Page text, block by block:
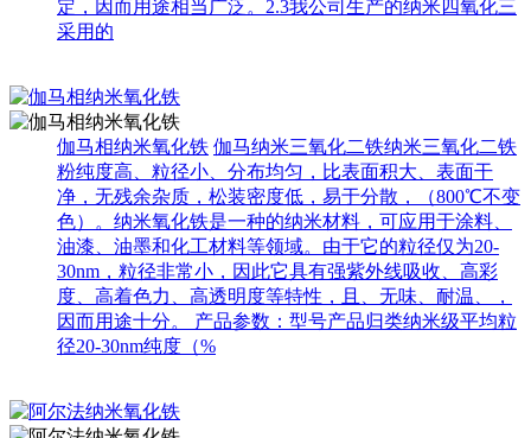
定，因而用途相当广泛。2.3我公司生产的纳米四氧化三
采用的
伽马相纳米氧化铁 伽马纳米三氧化二铁纳米三氧化二铁
粉纯度高、粒径小、分布均匀，比表面积大、表面干
净，无残余杂质，松装密度低，易于分散，（800℃不变
色）。纳米氧化铁是一种的纳米材料，可应用于涂料、
油漆、油墨和化工材料等领域。由于它的粒径仅为20-
30nm，粒径非常小，因此它具有强紫外线吸收、高彩
度、高着色力、高透明度等特性，且、无味、耐温、，
因而用途十分。 产品参数：型号产品归类纳米级平均粒
径20-30nm纯度（%